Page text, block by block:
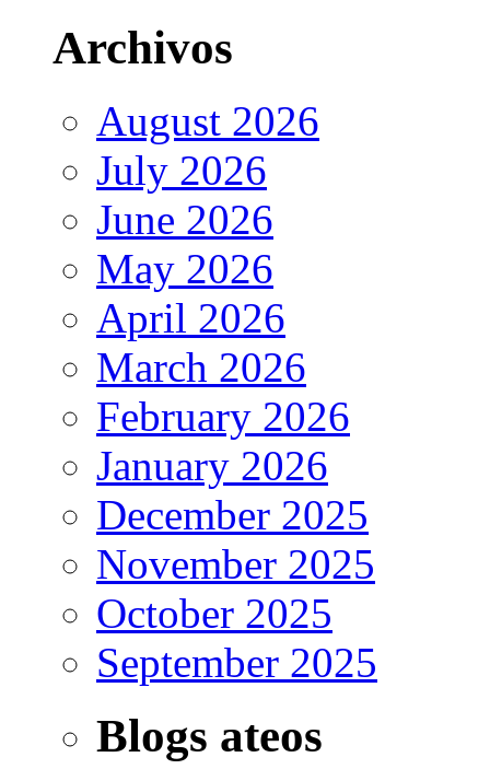
Archivos
August 2026
July 2026
June 2026
May 2026
April 2026
March 2026
February 2026
January 2026
December 2025
November 2025
October 2025
September 2025
Blogs ateos